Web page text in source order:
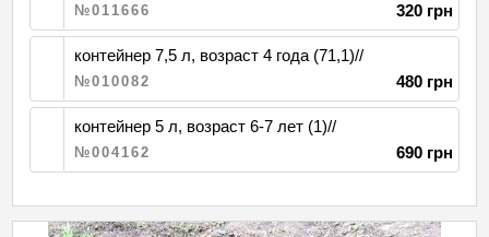
№011666 320 грн
контейнер 7,5 л, возраст 4 года (71,1)//
№010082 480 грн
контейнер 5 л, возраст 6-7 лет (1)//
№004162 690 грн